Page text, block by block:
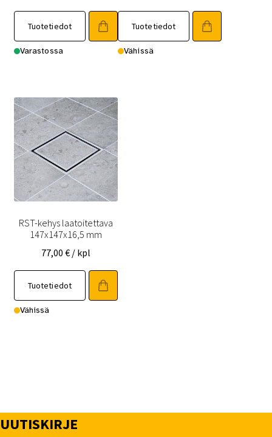
Tuotetiedot
Varastossa
Tuotetiedot
Vähissä
RST-kehys laatoitettava
147x147x16,5 mm
77,00 € / kpl
Tuotetiedot
Vähissä
UUTISKIRJE